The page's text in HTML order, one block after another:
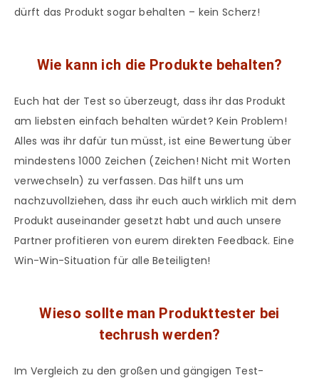
dürft das Produkt sogar behalten – kein Scherz!
Wie kann ich die Produkte behalten?
Euch hat der Test so überzeugt, dass ihr das Produkt
am liebsten einfach behalten würdet? Kein Problem!
Alles was ihr dafür tun müsst, ist eine Bewertung über
mindestens 1000 Zeichen (Zeichen! Nicht mit Worten
verwechseln) zu verfassen. Das hilft uns um
nachzuvollziehen, dass ihr euch auch wirklich mit dem
Produkt auseinander gesetzt habt und auch unsere
Partner profitieren von eurem direkten Feedback. Eine
Win-Win-Situation für alle Beteiligten!
Wieso sollte man Produkttester bei
techrush werden?
Im Vergleich zu den großen und gängigen Test-